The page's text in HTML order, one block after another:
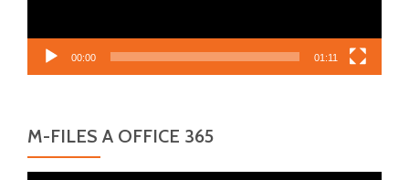
00:00 01:11
M-FILES A OFFICE 365